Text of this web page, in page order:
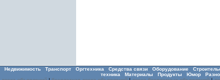
Недвижимость Транспорт Оргтехника Средства связи Оборудование
техника
Материалы Продукты Юмор